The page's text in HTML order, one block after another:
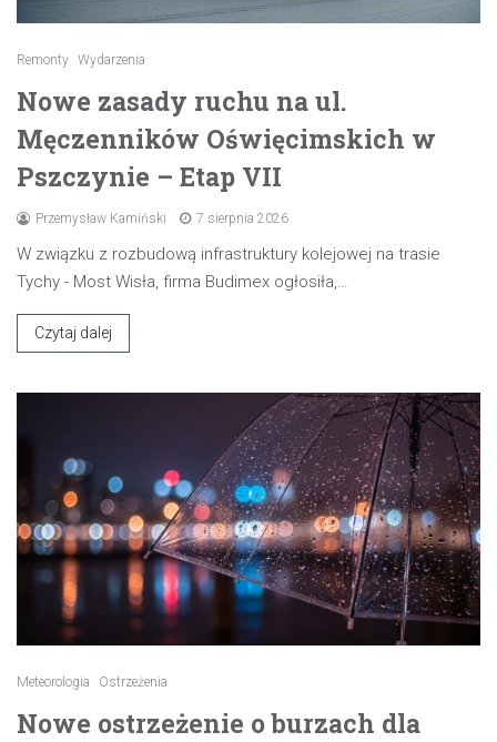
Remonty Wydarzenia
Nowe zasady ruchu na ul.
Męczenników Oświęcimskich w
Pszczynie – Etap VII
Przemysław Kamiński 7 sierpnia 2026
W związku z rozbudową infrastruktury kolejowej na trasie
Tychy - Most Wisła, firma Budimex ogłosiła,…
Czytaj dalej
Meteorologia Ostrzeżenia
Nowe ostrzeżenie o burzach dla